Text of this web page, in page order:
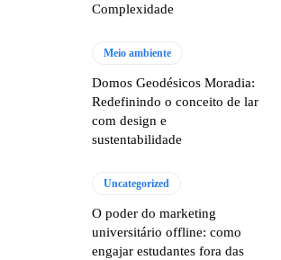
Complexidade
Meio ambiente
Domos Geodésicos Moradia:
Redefinindo o conceito de lar
com design e
sustentabilidade
Uncategorized
O poder do marketing
universitário offline: como
engajar estudantes fora das